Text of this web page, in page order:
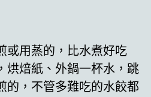
或用蒸的，比水煮好吃
烘焙紙、外鍋一杯水，跳
的，不管多難吃的水餃都